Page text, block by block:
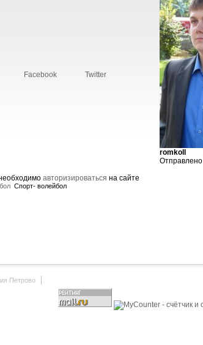
Facebook Twitter
romkoll
Отправлено
авторизироваться на сайте
Спорт- волейбол
Петрово